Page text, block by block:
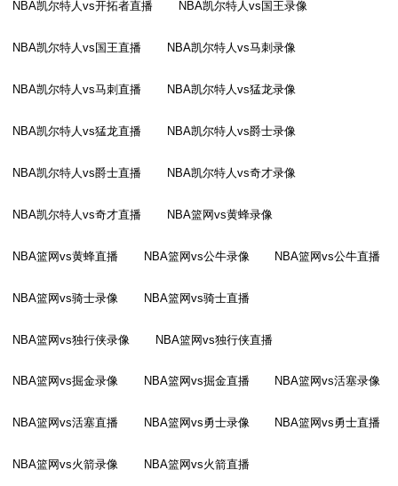
NBA凯尔特人vs开拓者直播 NBA凯尔特人vs国王录像
NBA凯尔特人vs国王直播 NBA凯尔特人vs马刺录像
NBA凯尔特人vs马刺直播 NBA凯尔特人vs猛龙录像
NBA凯尔特人vs猛龙直播 NBA凯尔特人vs爵士录像
NBA凯尔特人vs爵士直播 NBA凯尔特人vs奇才录像
NBA凯尔特人vs奇才直播 NBA篮网vs黄蜂录像
NBA篮网vs黄蜂直播 NBA篮网vs公牛录像 NBA篮网vs公牛直播
NBA篮网vs骑士录像 NBA篮网vs骑士直播
NBA篮网vs独行侠录像 NBA篮网vs独行侠直播
NBA篮网vs掘金录像 NBA篮网vs掘金直播 NBA篮网vs活塞录像
NBA篮网vs活塞直播 NBA篮网vs勇士录像 NBA篮网vs勇士直播
NBA篮网vs火箭录像 NBA篮网vs火箭直播